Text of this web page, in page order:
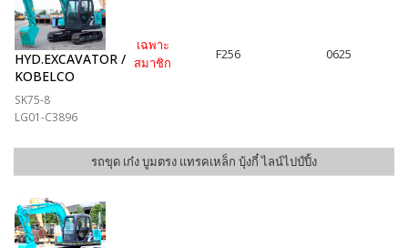
HYD.EXCAVATOR /
KOBELCO
SK75-8
LG01-C3896
เฉพาะ
สมาชิก
F256 0625
รถขุด เก๋ง บูมตรง แทรคเหล็ก บุ้งกี๋ ไลน์ไปป์ปิ้ง